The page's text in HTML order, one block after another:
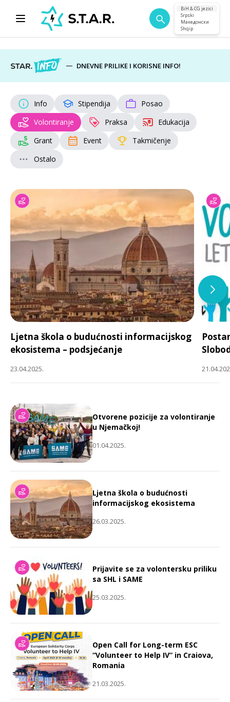
BiH & CG jezici
Srpski
Македонски
Shqip
DNEVNE PRILIKE I KORISNE INFO!
Info Stipendija
Posao
Volontiranje
Praksa
Edukacija
Grant
Event
Takmičenje
Ostalo
Ljetna škola o budućnosti informacijskog
ekosistema – podsjećanje
23.04.2025.
Otvorene pozicije za volontiranje
u Njemačkoj!
01.04.2025.
Ljetna škola o budućnosti
informacijskog ekosistema
26.03.2025.
Prijavite se za volontersku priliku
sa SHL i SAME
25.03.2025.
Open Call for Long-term ESC
“Volunteer to Help IV” in Craiova,
Romania
21.03.2025.